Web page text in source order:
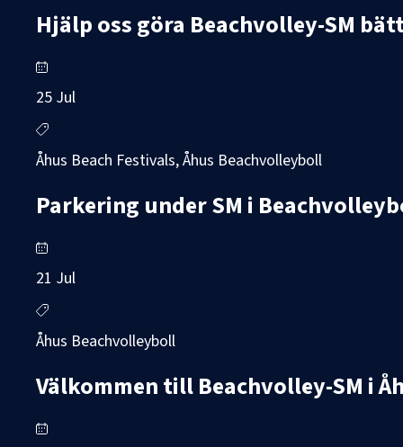
Hjälp oss göra Beachvolley-SM
25 Jul
Åhus Beach Festivals, Åhus Beachvolleyboll
Parkering under SM i
21 Jul
Åhus Beachvolleyboll
Välkommen till Beachvolley-SM i